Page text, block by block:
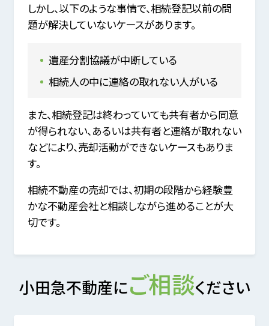
しかし、以下のような事情で、相続登記以前の問
題が解決していないケースがあります。
遺産分割協議が中断している
相続人の中に連絡の取れない人がいる
また、相続登記は終わっていても共有者から同意
が得られない、あるいは共有者と連絡が取れない
などにより、売却活動ができないケースもありま
す。
相続不動産の売却では、初期の段階から経験豊
かな不動産会社と相談しながら進めることが大
切です。
小田急不動産にご相談ください